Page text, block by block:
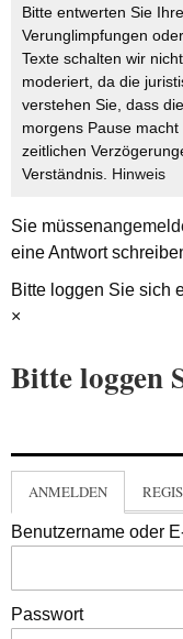
Bitte entwerten Sie
Verunglimpfungen
Texte schalten wir
moderiert, da die
verstehen Sie, dass
morgens Pause
zeitlichen
Verständnis. Hinweis
Sie müssen
eine Antwort
Bitte loggen Sie sich
×
Bitte loggen
ANMELDEN
Benutzername oder
Passwort